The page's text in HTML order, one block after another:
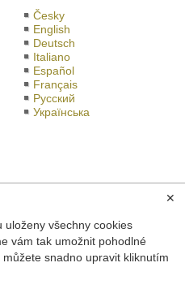
Česky
English
Deutsch
Italiano
Español
Français
Русский
Українська
Družstvo BRAMKO CZ
uloženy všechny cookies
vám tak umožnit pohodlné
snadno upravit kliknutím
✕